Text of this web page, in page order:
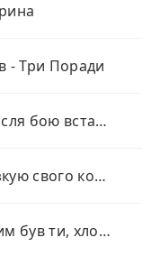
- Три Поради
Віталій Орловський - Після бою встало сонце
Олександр Кварта - Розкую свого коня (MAVER Remix)
Віталій Орловський - Ким був ти, хлопче, до війни?